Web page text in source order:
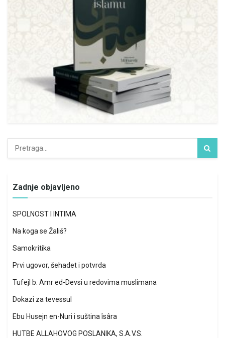
Zadnje objavljeno
SPOLNOST I INTIMA
Na koga se Žališ?
Samokritika
Prvi ugovor, šehadet i potvrda
Tufejl b. Amr ed-Devsi u redovima muslimana
Dokazi za tevessul
Ebu Husejn en-Nuri i suština îsâra
HUTBE ALLAHOVOG POSLANIKA, S.A.V.S.